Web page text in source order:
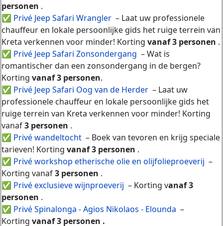
personen .
✅ Privé Jeep Safari Wrangler – Laat uw professionele
chauffeur en lokale persoonlijke gids het ruige terrein van
Kreta verkennen voor minder! Korting vanaf 3 personen .
✅ Privé Jeep Safari Zonsondergang – Wat is
romantischer dan een zonsondergang in de bergen?
Korting vanaf 3 personen.
✅ Privé Jeep Safari Oog van de Herder – Laat uw
professionele chauffeur en lokale persoonlijke gids het
ruige terrein van Kreta verkennen voor minder! Korting
vanaf3 personen .
✅ Privé wandeltocht – Boek van tevoren en krijg speciale
tarieven! Korting vanaf 3 personen .
✅ Privé workshop etherische olie en olijfolieproeverij –
Korting vanaf3 personen .
✅ Privé exclusieve wijnproeverij – Korting vanaf 3
personen .
✅ Privé Spinalonga - Agios Nikolaos - Elounda –
Korting vanaf 3 personen .